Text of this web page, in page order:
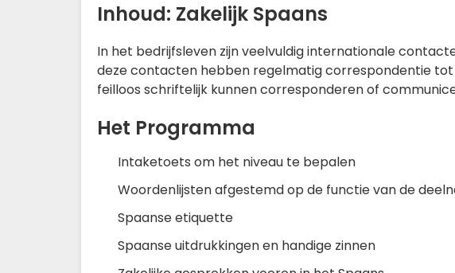
Inhoud: Zakelijk Spaans
In het bedrijfsleven zijn veelvuldig internationale
deze contacten hebben regelmatig correspondentie tot
feilloos schriftelijk kunnen corresponderen of
Het Programma
Intaketoets om het niveau te bepalen
Woordenlijsten afgestemd op de functie van de
Spaanse etiquette
Spaanse uitdrukkingen en handige zinnen